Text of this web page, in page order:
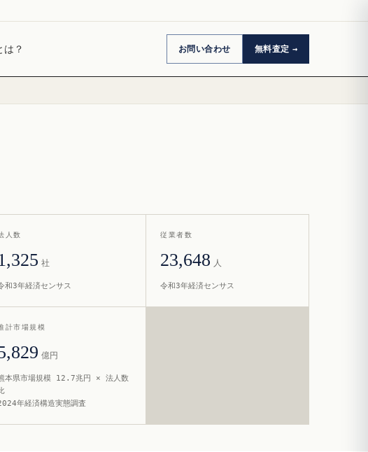
は？ お問い合わせ 無料査定
人数
社
和3年経済センサス
従業者数
23,648 人
令和3年経済センサス
計市場規模
億円
本県市場規模 12.7兆円 × 法人数
年経済構造実態調査